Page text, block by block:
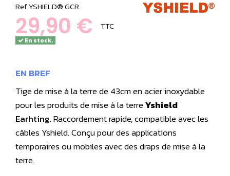
RefYSHIELD® GCR
29,90 € TTC
En stock.
EN BREF
Tige de mise à la terre de 43cm en acier inoxydable
pour les produits de mise à la terreYshield
Earhting. Raccordement rapide, compatible avec les
câbles Yshield. Conçu pour des applications
temporaires ou mobiles avec des draps de mise à la
terre.